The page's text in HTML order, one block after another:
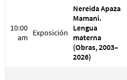
10:00
am Exposición
Nereida Apaza
Mamani.
Lengua
materna
(Obras, 2003–
2026)